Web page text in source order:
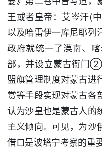
王或者皇帝：艾岑汗(
以及哈雷伊一库尼耶列
政府就统一了漠南、
部，并设立蒙古衙门②
盟旗管理制度对蒙古进
赏等手段实现对蒙古各
认为沙皇也是蒙古人的
主义倾向。可见，为沙
借ロ是波塔宁考察的重